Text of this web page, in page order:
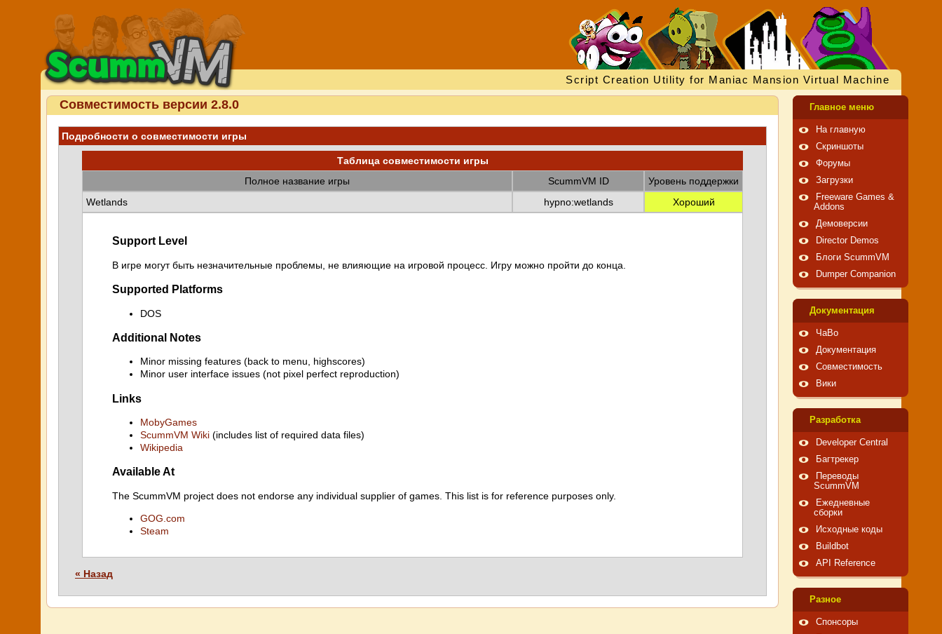
Script Creation Utility for Maniac Mansion Virtual Machine
Совместимость версии 2.8.0
Подробности о совместимости игры
Таблица совместимости игры
Полное название игры
ScummVM ID
Уровень поддержки
Wetlands
hypno:wetlands Хороший
Support Level
В игре могут быть незначительные проблемы, не влияющие на игровой процесс. Игру можно пройти до конца.
Supported Platforms
DOS
Additional Notes
Minor missing features (back to menu, highscores)
Minor user interface issues (not pixel perfect reproduction)
Links
MobyGames
ScummVM Wiki (includes list of required data files)
Wikipedia
Available At
The ScummVM project does not endorse any individual supplier of games. This list is for reference purposes only.
GOG.com
Steam
« Назад
Главное меню
На главную
Скриншоты
Форумы
Загрузки
Freeware Games &
Addons
Демоверсии
Director Demos
Блоги ScummVM
Dumper Companion
Документация
ЧаВо
Документация
Совместимость
Вики
Pазработка
Developer Central
Багтрекер
Переводы
ScummVM
Ежедневные
сборки
Исходные коды
Buildbot
API Reference
Pазное
Спонсоры